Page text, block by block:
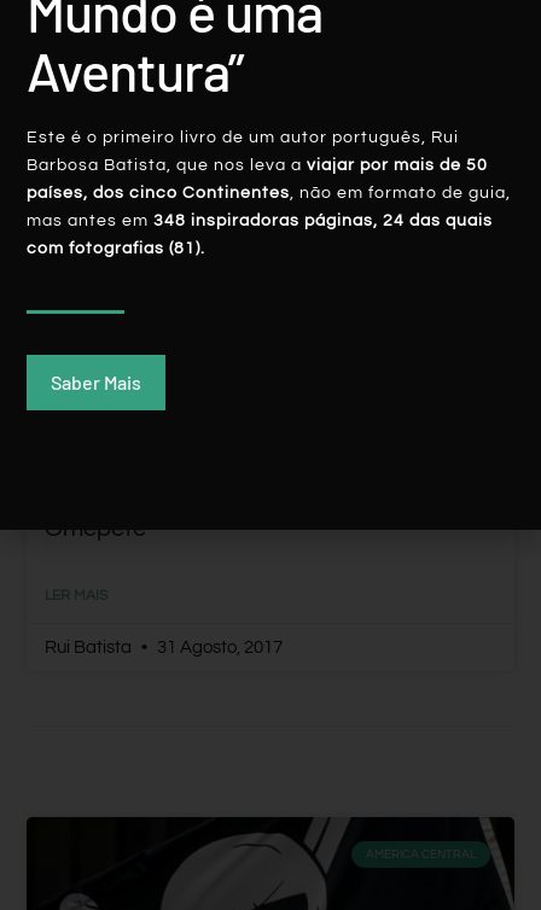
Rui Batista 4 Setembro, 2018
Omepete
LER MAIS
Rui Batista 31 Agosto, 2017
AMÉRICA CENTRAL
Aventura”
Este é o primeiro livro de um autor português, Rui
Barbosa Batista, que nos leva aviajar por mais de 50
países, dos cinco Continentes, não em formato de guia,
mas antes em348 inspiradoras páginas, 24 das quais
com fotografias (81).
Saber Mais